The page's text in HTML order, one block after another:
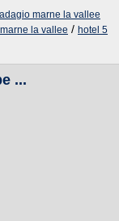
marne la vallee
la vallee / hotel 5
...